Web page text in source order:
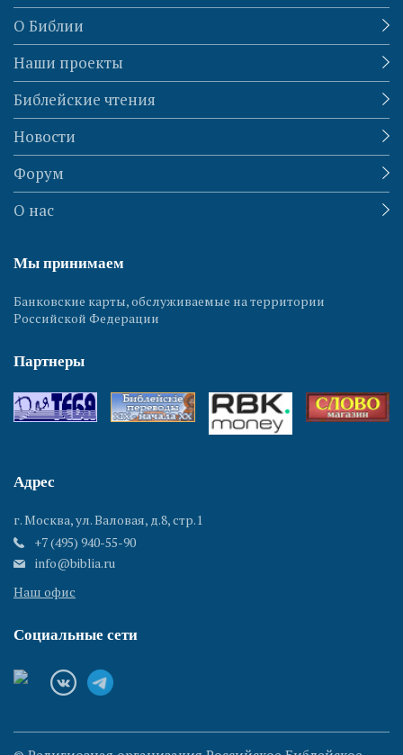
О Библии
Наши проекты
Библейские чтения
Новости
Форум
О нас
Мы принимаем
Банковские карты, обслуживаемые на территории
Российской Федерации
Партнеры
Адрес
г. Москва, ул. Валовая, д.8, стр.1
+7 (495) 940-55-90
info@biblia.ru
Наш офис
Социальные сети